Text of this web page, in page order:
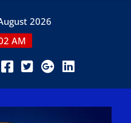
2026
AM